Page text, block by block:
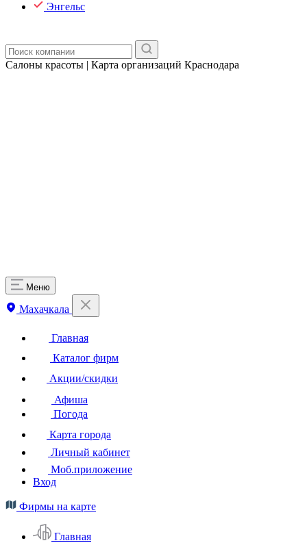
Энгельс
Салоны красоты | Карта организаций Краснодара
Меню
Махачкала
Главная
Каталог фирм
Акции/скидки
Афиша
Погода
Карта города
Личный кабинет
Моб.приложение
Вход
Фирмы на карте
Главная